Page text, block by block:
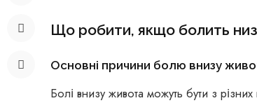
Що робити, якщо болить
Основні причини болю внизу
Болі внизу живота можуть бути з